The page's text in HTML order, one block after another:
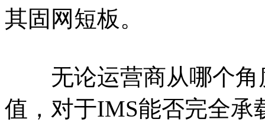
其固网短板。
无论运营商从哪个角
值，对于IMS能否完全承